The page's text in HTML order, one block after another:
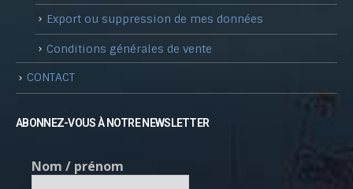
Export ou suppression de mes données
Conditions générales de vente
CONTACT
ABONNEZ-VOUS À NOTRE NEWSLETTER
Nom / prénom